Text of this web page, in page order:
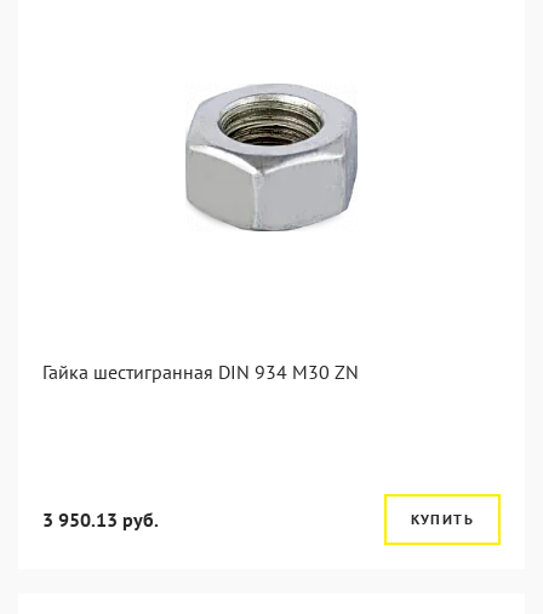
Гайка шестигранная DIN 934 M30 ZN
3 950.13 руб. КУПИТЬ